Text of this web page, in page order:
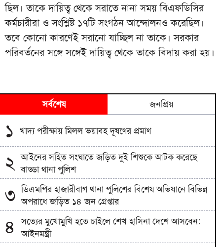
ছিল। তাকে দায়িত্ব থেকে সরাতে নানা সময় বিএফডিসির
কর্মচারীরা ও সংশ্লিষ্ট ১৭টি সংগঠন আন্দোলনও করেছিল।
তবে কোনো কারণেই সরানো যাচ্ছিল না তাকে। সরকার
পরিবর্তনের সঙ্গে সঙ্গেই দায়িত্ব থেকে তাকে বিদায় করা হয়।
সর্বশেষ জনপ্রিয়
১ খাদ্য পরীক্ষায় মিলল ভয়াবহ দূষণের প্রমাণ
২
আইনের সহিত সংঘাতে জড়িত দুই শিশুকে আটক করেছে
বাড্ডা থানা পুলিশ
৩ ডিএমপির হাজারীবাগ থানা পুলিশের বিশেষ অভিযানে বিভিন্ন
অপরাধে জড়িত ১৪ জন গ্রেপ্তার
৪
সত্যের মুখোমুখি হতে চাইলে শেখ হাসিনা দেশে আসবেন:
আইনমন্ত্রী